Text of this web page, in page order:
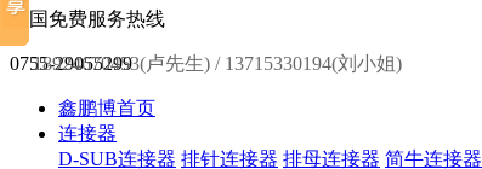
全国免费服务热线
0755-29055299
18924670453(卢先生) / 13715330194(刘小姐)
鑫鹏博首页
连接器
D-SUB连接器 排针连接器 排母连接器 简牛连接器